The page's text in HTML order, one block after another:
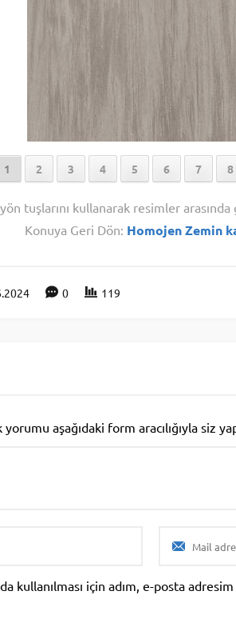
1 2 3 4 5 6 7 8
tuşlarını kullanarak resimler
Konuya Geri Dön: Homojen Zemin
0 119
aşağıdaki form aracılığıyla siz
kullanılması için adım, e-posta